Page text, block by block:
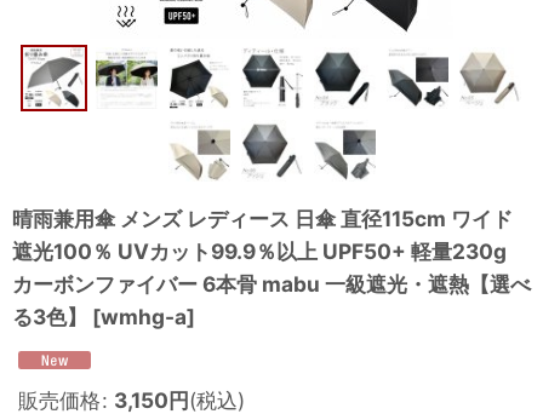
晴雨兼用傘 メンズ レディース 日傘 直径115cm ワイド
遮光100％ UVカット99.9％以上 UPF50+ 軽量230g
カーボンファイバー 6本骨 mabu 一級遮光・遮熱【選べ
る3色】
[wmhg-a]
販売価格: 3,150円(税込)